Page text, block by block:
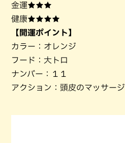
金運★★★
健康★★★★
【開運ポイント】
カラー：オレンジ
フード：大トロ
ナンバー：１１
アクション：頭皮のマッサージ